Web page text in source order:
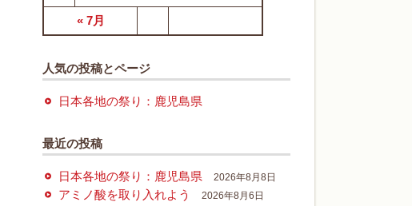
« 7月
人気の投稿とページ
日本各地の祭り：鹿児島県
最近の投稿
日本各地の祭り：鹿児島県 2026年8月8日
アミノ酸を取り入れよう 2026年8月6日